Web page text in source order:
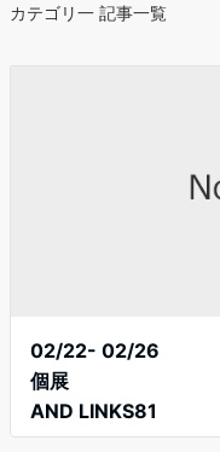
カテゴリ一 記事一覧
02/22- 02/26
個展
AND LINKS81